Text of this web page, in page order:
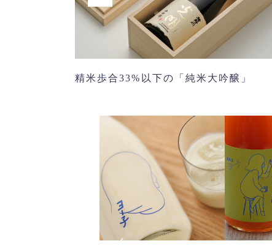
精米歩合33%以下の「純米大吟醸」